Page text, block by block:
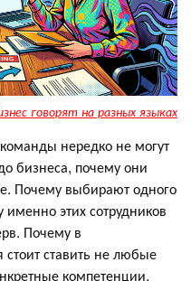
говорят на разных языках
нередко не могут
бизнеса, почему они
Почему выбирают одного
этих сотрудников
Почему в
ставить не любые
компетенции,